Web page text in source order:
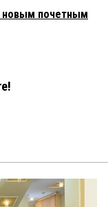
новым почетным